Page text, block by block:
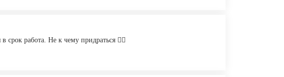
срок работа. Не к чему придраться 👍🏻